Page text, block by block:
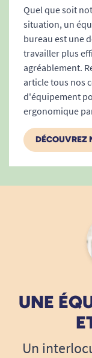
Quel que soit
situation, un
bureau est une
travailler plus
agréablement.
article tous nos
d'équipement
ergonomique
DÉCOUVREZ
UNE
Un